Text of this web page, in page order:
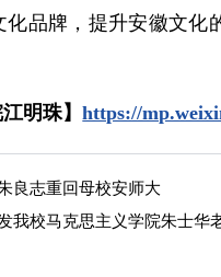
品牌，提升安徽文
明珠】https://
良志重回母校安师大
我校马克思主义学院朱士